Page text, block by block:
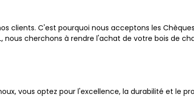
clients. C'est pourquoi nous acceptons les
nous cherchons à rendre l'achat de votre bois de
vous optez pour l'excellence, la durabilité et le